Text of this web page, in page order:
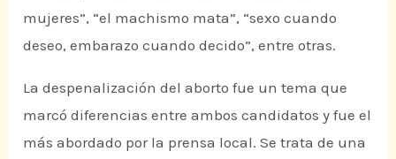
mujeres”, “el machismo mata”, “sexo cuando
deseo, embarazo cuando decido”, entre otras.
La despenalización del aborto fue un tema que
marcó diferencias entre ambos candidatos y fue el
más abordado por la prensa local. Se trata de una